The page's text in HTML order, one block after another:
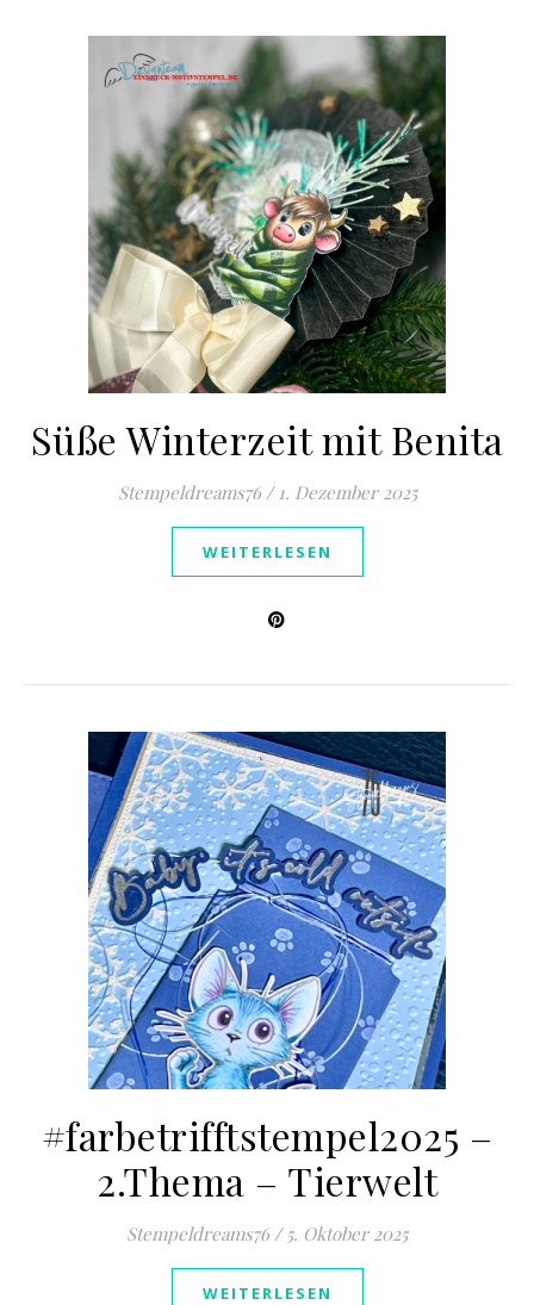
Süße Winterzeit mit Benita
Stempeldreams76 / 1. Dezember 2025
WEITERLESEN
#farbetrifftstempel2025 –
2.Thema – Tierwelt
Stempeldreams76 / 5. Oktober 2025
WEITERLESEN